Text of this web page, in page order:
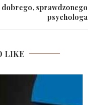
dobrego, sprawdzonego
psychologa
LIKE